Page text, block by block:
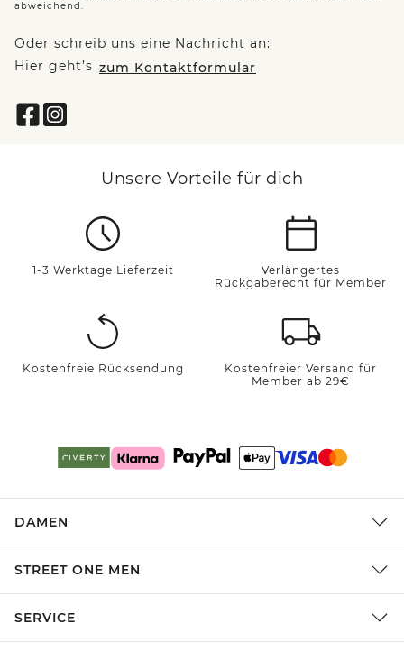
abweichend.
Oder schreib uns eine Nachricht an:
Hier geht’s zum Kontaktformular
Unsere Vorteile für dich
1-3 Werktage Lieferzeit
Verlängertes
Rückgaberecht für Member
Kostenfreie Rücksendung
Kostenfreier Versand für
Member ab 29€
DAMEN
STREET ONE MEN
SERVICE